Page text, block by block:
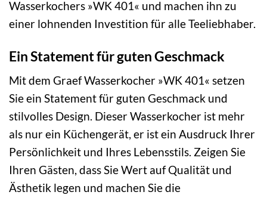
Wasserkochers »WK 401« und machen ihn zu
einer lohnenden Investition für alle Teeliebhaber.
Ein Statement für guten Geschmack
Mit dem Graef Wasserkocher »WK 401« setzen
Sie ein Statement für guten Geschmack und
stilvolles Design. Dieser Wasserkocher ist mehr
als nur ein Küchengerät, er ist ein Ausdruck Ihrer
Persönlichkeit und Ihres Lebensstils. Zeigen Sie
Ihren Gästen, dass Sie Wert auf Qualität und
Ästhetik legen und machen Sie die